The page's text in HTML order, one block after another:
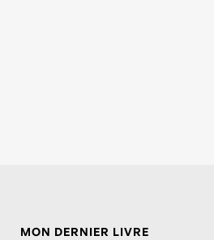
MON DERNIER LIVRE